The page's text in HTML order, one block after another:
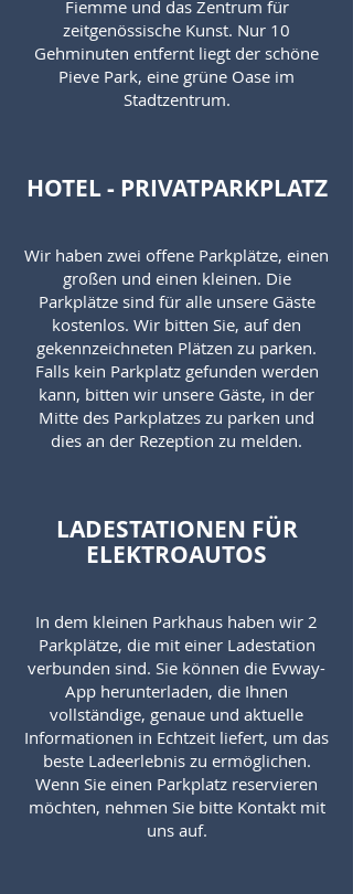
Fiemme und das Zentrum für
zeitgenössische Kunst. Nur 10
Gehminuten entfernt liegt der schöne
Pieve Park, eine grüne Oase im
Stadtzentrum.
HOTEL - PRIVATPARKPLATZ
Wir haben zwei offene Parkplätze, einen
großen und einen kleinen. Die
Parkplätze sind für alle unsere Gäste
kostenlos. Wir bitten Sie, auf den
gekennzeichneten Plätzen zu parken.
Falls kein Parkplatz gefunden werden
kann, bitten wir unsere Gäste, in der
Mitte des Parkplatzes zu parken und
dies an der Rezeption zu melden.
LADESTATIONEN FÜR
ELEKTROAUTOS
In dem kleinen Parkhaus haben wir 2
Parkplätze, die mit einer Ladestation
verbunden sind. Sie können die Evway-
App herunterladen, die Ihnen
vollständige, genaue und aktuelle
Informationen in Echtzeit liefert, um das
beste Ladeerlebnis zu ermöglichen.
Wenn Sie einen Parkplatz reservieren
möchten, nehmen Sie bitte Kontakt mit
uns auf.